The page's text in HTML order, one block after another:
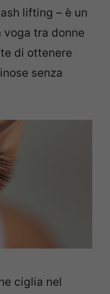
lifting – è un
tra donne
di ottenere
senza
ciglia nel